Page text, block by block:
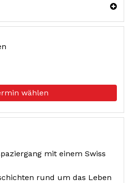
wählen
mit einem Swiss
rund um das Leben